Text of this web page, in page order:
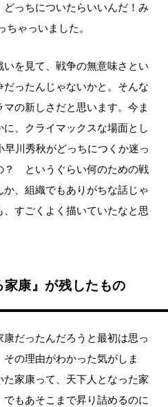
っちについたらいいんだ！み
ちゃっいました。
いを見て、戦争の無意味さとい
ったんじゃないかと。そんな
の新しさだと思います。今ま
、クライマックスな場面とし
川秀秋がどっちにつくか迷っ
？ というぐらい何のための戦
、組織でもありがちな話じゃ
すごくよく描いていたなと思
康』が残したもの
康だったんだろうと最初は思っ
の理由がわかった気がしま
家康って、天下人となった家
もあそこまで昇り詰めるのに